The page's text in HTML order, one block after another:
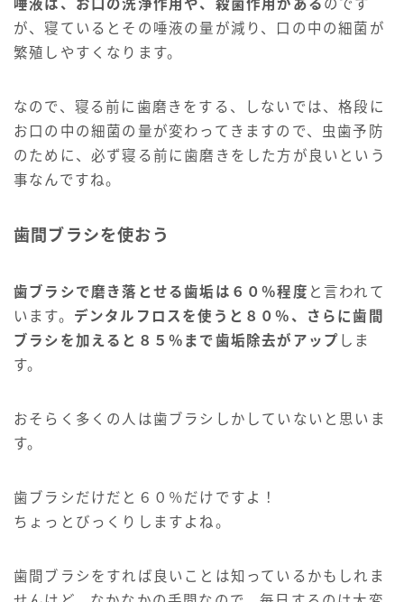
唾液は、お口の洗浄作用や、殺菌作用がある のです
が、寝ているとその唾液の量が減り、口の中の細菌が
繁殖しやすくなります。
なので、寝る前に歯磨きをする、しないでは、格段に
お口の中の細菌の量が変わってきますので、虫歯予防
のために、必ず寝る前に歯磨きをした方が良いという
事なんですね。
歯間ブラシを使おう
歯ブラシで磨き落とせる歯垢は６０％程度 と言われて
います。 デンタルフロスを使うと８０％、さらに歯間
ブラシを加えると８５％まで歯垢除去がアップ しま
す。
おそらく多くの人は歯ブラシしかしていないと思いま
す。
歯ブラシだけだと６０％だけですよ！
ちょっとびっくりしますよね。
歯間ブラシをすれば良いことは知っているかもしれま